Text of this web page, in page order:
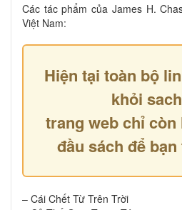
Các tác phẩm của James H.
Việt Nam:
Hiện tại toàn bộ
khỏi
trang web chỉ
đầu sách để
– Cái Chết Từ Trên Trời